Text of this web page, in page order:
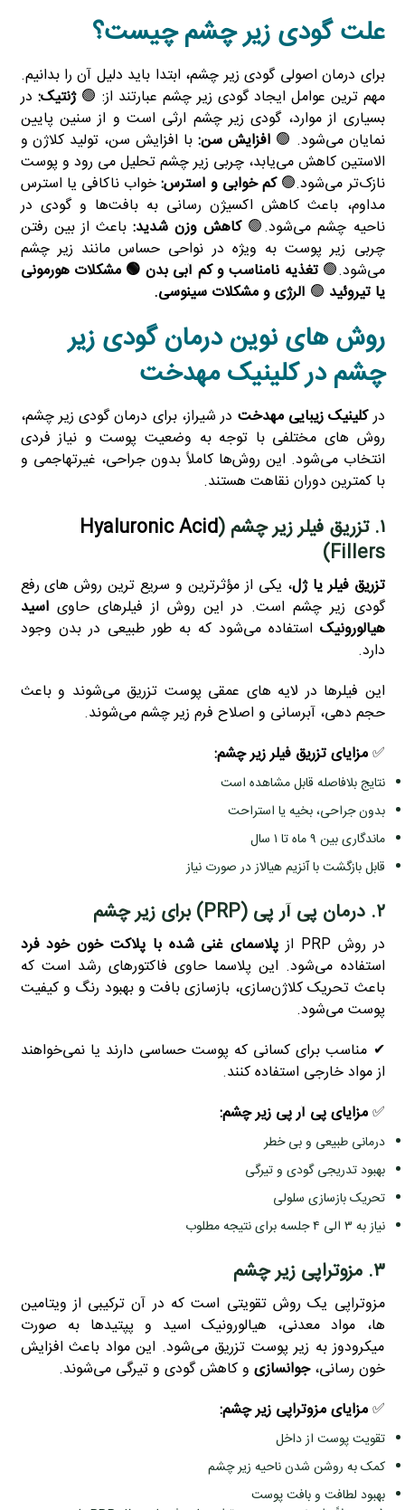
علت گودی زیر چشم چیست؟
برای درمان اصولی گودی زیر چشم، ابتدا باید دلیل آن را بدانیم.
مهم‌ ترین عوامل ایجاد گودی زیر چشم عبارتند از: 🟢ژنتیک: در
بسیاری از موارد، گودی زیر چشم ارثی است و از سنین پایین
نمایان می‌شود. 🟢افزایش سن: با افزایش سن، تولید کلاژن و
الاستین کاهش می‌یابد، چربی زیر چشم تحلیل می‌ رود و پوست
نازک‌تر می‌شود.🟢کم‌ خوابی و استرس:خواب ناکافی یا استرس
مداوم، باعث کاهش اکسیژن‌ رسانی به بافت‌ها و گودی در
ناحیه چشم می‌شود.🟢کاهش وزن شدید: باعث از بین رفتن
چربی زیر پوست به‌ ویژه در نواحی حساس مانند زیر چشم
می‌شود.🟢تغذیه نامناسب و کم‌ آبی بدن 🟢 مشکلات هورمونی
یا تیروئید 🟢 آلرژی و مشکلات سینوسی.
روش‌ های نوین درمان گودی زیر
چشم در کلینیک مهدخت
درکلینیک زیبایی مهدخت در شیراز، برای درمان گودی زیر چشم،
روش‌ های مختلفی با توجه به وضعیت پوست و نیاز فردی
انتخاب می‌شود. این روش‌ها کاملاً بدون جراحی، غیرتهاجمی و
با کمترین دوران نقاهت هستند.
۱. تزریق فیلر زیر چشم (
Hyaluronic Acid
Fillers)
تزریق فیلر یا ژل، یکی از مؤثرترین و سریع‌ ترین روش‌ های رفع
گودی زیر چشم است. در این روش از فیلرهای حاویاسید
هیالورونیک استفاده می‌شود که به‌ طور طبیعی در بدن وجود
دارد.
این فیلرها در لایه‌ های عمقی پوست تزریق می‌شوند و باعث
حجم‌ دهی، آبرسانی و اصلاح فرم زیر چشم می‌شوند.
✅مزایای تزریق فیلر زیر چشم:
نتایج بلافاصله قابل مشاهده است
بدون جراحی، بخیه یا استراحت
ماندگاری بین ۹ ماه تا ۱ سال
قابل بازگشت با آنزیم هیالاز در صورت نیاز
۲. درمان پی آر پی (PRP) برای زیر چشم
در روش PRP از
پلاسمای غنی‌ شده با پلاکت خون خود فرد
استفاده می‌شود. این پلاسما حاوی فاکتورهای رشد است که
باعث تحریک کلاژن‌سازی، بازسازی بافت و بهبود رنگ و کیفیت
پوست می‌شود.
✔ مناسب برای کسانی که پوست حساسی دارند یا نمی‌خواهند
از مواد خارجی استفاده کنند.
✅مزایای پی آر پی زیر چشم:
درمانی طبیعی و بی‌ خطر
بهبود تدریجی گودی و تیرگی
تحریک بازسازی سلولی
نیاز به ۳ الی ۴ جلسه برای نتیجه مطلوب
۳. مزوتراپی زیر چشم
مزوتراپی یک روش تقویتی است که در آن ترکیبی از ویتامین‌
ها، مواد معدنی، هیالورونیک اسید و پپتیدها به‌ صورت
میکرودوز به زیر پوست تزریق می‌شود. این مواد باعث افزایش
خون‌ رسانی،جوانسازی و کاهش گودی و تیرگی می‌شوند.
✅مزایای مزوتراپی زیر چشم:
تقویت پوست از داخل
کمک به روشن شدن ناحیه زیر چشم
بهبود لطافت و بافت پوست